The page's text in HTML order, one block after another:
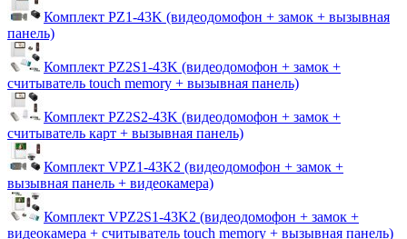
Комплект PZ1-43K (видеодомофон + замок + вызывная
панель)
Комплект PZ2S1-43K (видеодомофон + замок +
считыватель touch memory + вызывная панель)
Комплект PZ2S2-43K (видеодомофон + замок +
считыватель карт + вызывная панель)
Комплект VPZ1-43K2 (видеодомофон + замок +
вызывная панель + видеокамера)
Комплект VPZ2S1-43K2 (видеодомофон + замок +
видеокамера + считыватель touch memory + вызывная панель)